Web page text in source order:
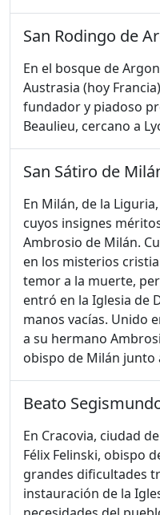
San Rodingo de
En el bosque de
Austrasia (hoy
fundador y piadoso
Beaulieu, cercano a
San Sátiro de
En Milán, de la
cuyos insignes
Ambrosio de Milán.
en los misterios
temor a la muerte,
entró en la Iglesia de
manos vacías. Unido
a su hermano
obispo de Milán junto
Beato
En Cracovia, ciudad
Félix Felinski, obispo
grandes dificultades
instauración de la